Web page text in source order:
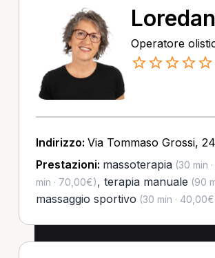
Operatore
Indirizzo: Via Tommaso Grossi,
Prestazioni: massoterapia(30 min
min · 70,00€), terapia manuale (90
massaggio sportivo (30 min ·